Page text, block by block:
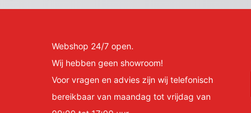
Webshop 24/7 open.
Wij hebben geen showroom!
Voor vragen en advies zijn wij telefonisch
bereikbaar van maandag tot vrijdag van